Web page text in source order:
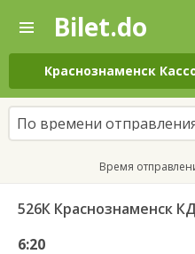
—
Поиск
и
покупка
билетов
на
автобус
онлайн
Bilet.do
По времени
Время
526К Краснознаменск
6:20